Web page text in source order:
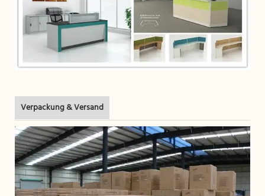
Verpackung & Versand